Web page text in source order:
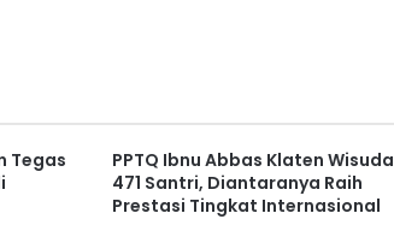
Tegas
PPTQ Ibnu Abbas Klaten Wisuda
471 Santri, Diantaranya Raih
Prestasi Tingkat Internasional